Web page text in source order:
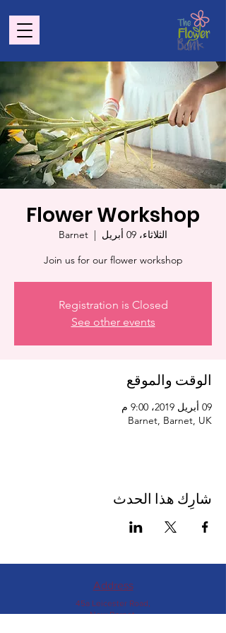
Flower Workshop
الثلاثاء، 09 أبريل
  |
Barnet
Join us for our flower workshop
Registration is Closed
See other events
الوقت والموقع
09 أبريل 2019، 9:00 م
Barnet, Barnet, UK
شارِك هذا الحدث
Address
45a Leicester Road,
New Barnet,